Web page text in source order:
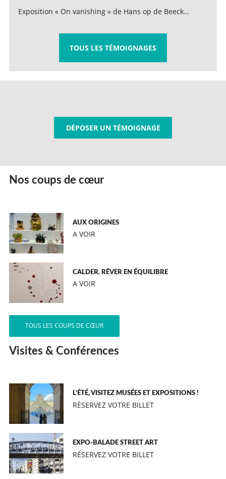
Exposition « On vanishing » de Hans op de Beeck…
TOUS LES TÉMOIGNAGES
DÉPOSER UN TÉMOIGNAGE
Nos coups de cœur
AUX ORIGINES
A VOIR
CALDER. RÊVER EN ÉQUILIBRE
A VOIR
TOUS LES COUPS DE CŒUR
Visites & Conférences
L’ÉTÉ, VISITEZ MUSÉES ET EXPOSITIONS !
RÉSERVEZ VOTRE BILLET
EXPO-BALADE STREET ART
RÉSERVEZ VOTRE BILLET